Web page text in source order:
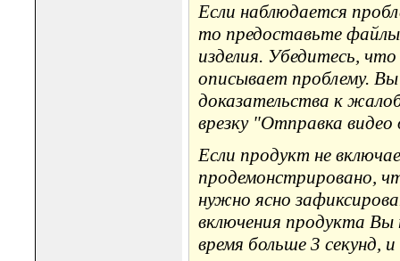
Если наблюдается
то предоставьте файлы
изделия. Убедитесь,
описывает проблему.
доказательства к
врезку "Отправка
Если продукт не
продемонстрировано,
нужно ясно
включения продукта
время больше 3 секунд,